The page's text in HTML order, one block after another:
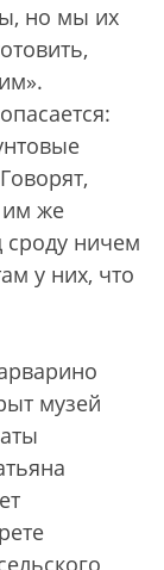
но мы их
им же
ничем
у них, что
музей